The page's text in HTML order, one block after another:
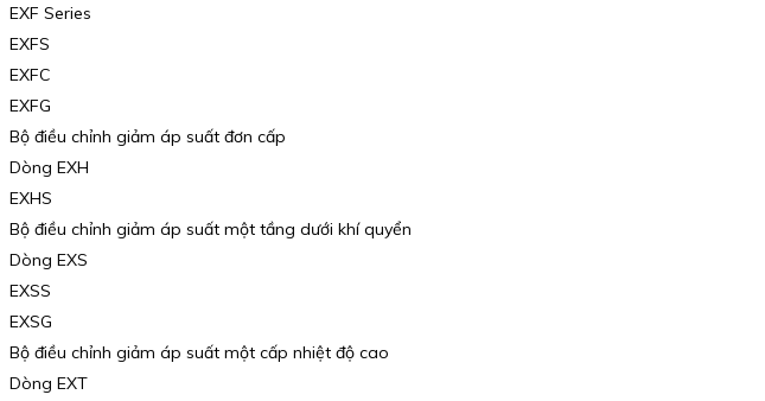
EXF Series
EXFS
EXFC
EXFG
Bộ điều chỉnh giảm áp suất đơn cấp
Dòng EXH
EXHS
Bộ điều chỉnh giảm áp suất một tầng dưới khí quyển
Dòng EXS
EXSS
EXSG
Bộ điều chỉnh giảm áp suất một cấp nhiệt độ cao
Dòng EXT